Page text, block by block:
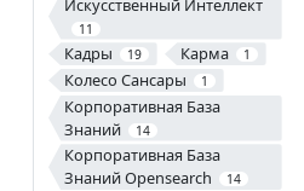
11
Кадры 19 Карма 1
Колесо Сансары 1
Корпоративная База
Знаний
14
Корпоративная База
Знаний Opensearch
14